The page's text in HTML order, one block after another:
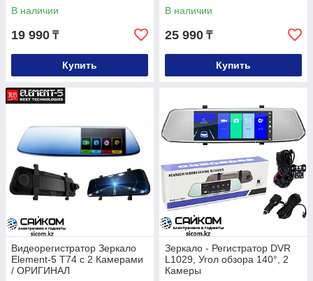
В наличии
19 990 ₸
Купить
В наличии
25 990 ₸
Купить
Видеорегистратор Зеркало
Element-5 T74 с 2 Камерами
/ ОРИГИНАЛ
Зеркало - Регистратор DVR
L1029, Угол обзора 140°, 2
Камеры